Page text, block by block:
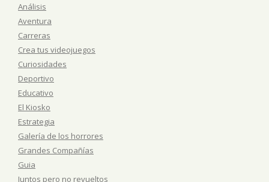
Análisis
Aventura
Carreras
Crea tus videojuegos
Curiosidades
Deportivo
Educativo
El Kiosko
Estrategia
Galería de los horrores
Grandes Compañías
Guia
Juntos pero no revueltos